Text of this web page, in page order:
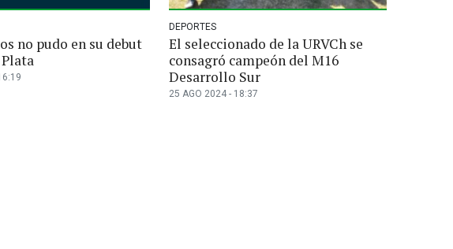
no pudo en su debut
DEPORTES
El seleccionado de la URVCh se
consagró campeón del M16
Desarrollo Sur
25 AGO 2024 - 18:37